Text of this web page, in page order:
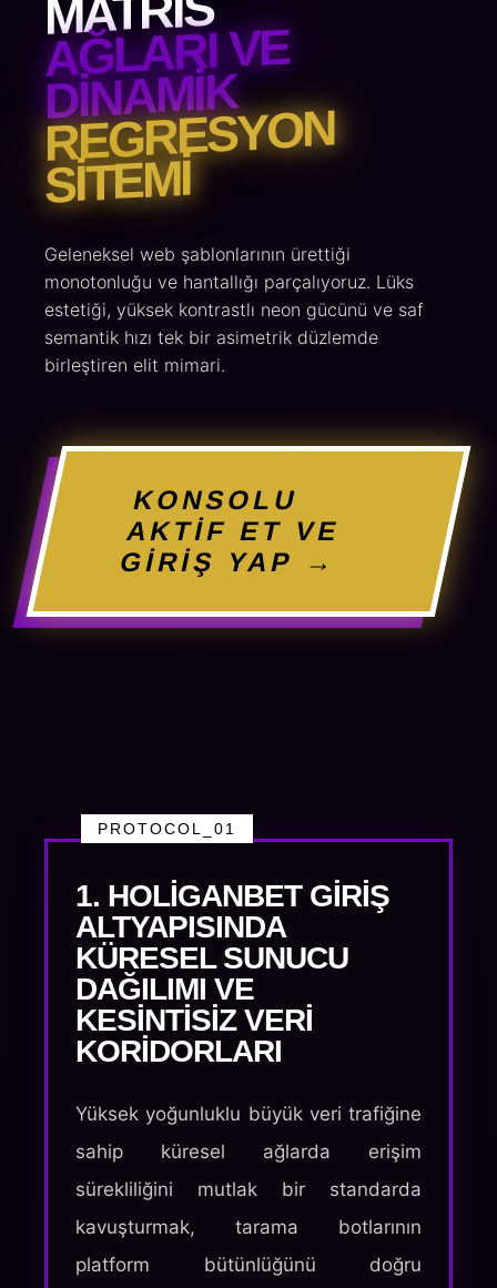
AĞLARI VE
DINAMIK
REGRESYON
SITEMI
Geleneksel web şablonlarının ürettiği
monotonluğu ve hantallığı parçalıyoruz. Lüks
estetiği, yüksek kontrastlı neon gücünü ve saf
semantik hızı tek bir asimetrik düzlemde
birleştiren elit mimari.
KONSOLU
AKTİF ET VE
GİRİŞ YAP →
PROTOCOL_01
1. HOLIGANBET GIRIŞ
ALTYAPISINDA
KÜRESEL SUNUCU
DAĞILIMI VE
KESINTISIZ VERI
KORIDORLARI
Yüksek yoğunluklu büyük veri trafiğine
sahip küresel ağlarda erişim
sürekliliğini mutlak bir standarda
kavuşturmak, tarama botlarının
platform bütünlüğünü doğru